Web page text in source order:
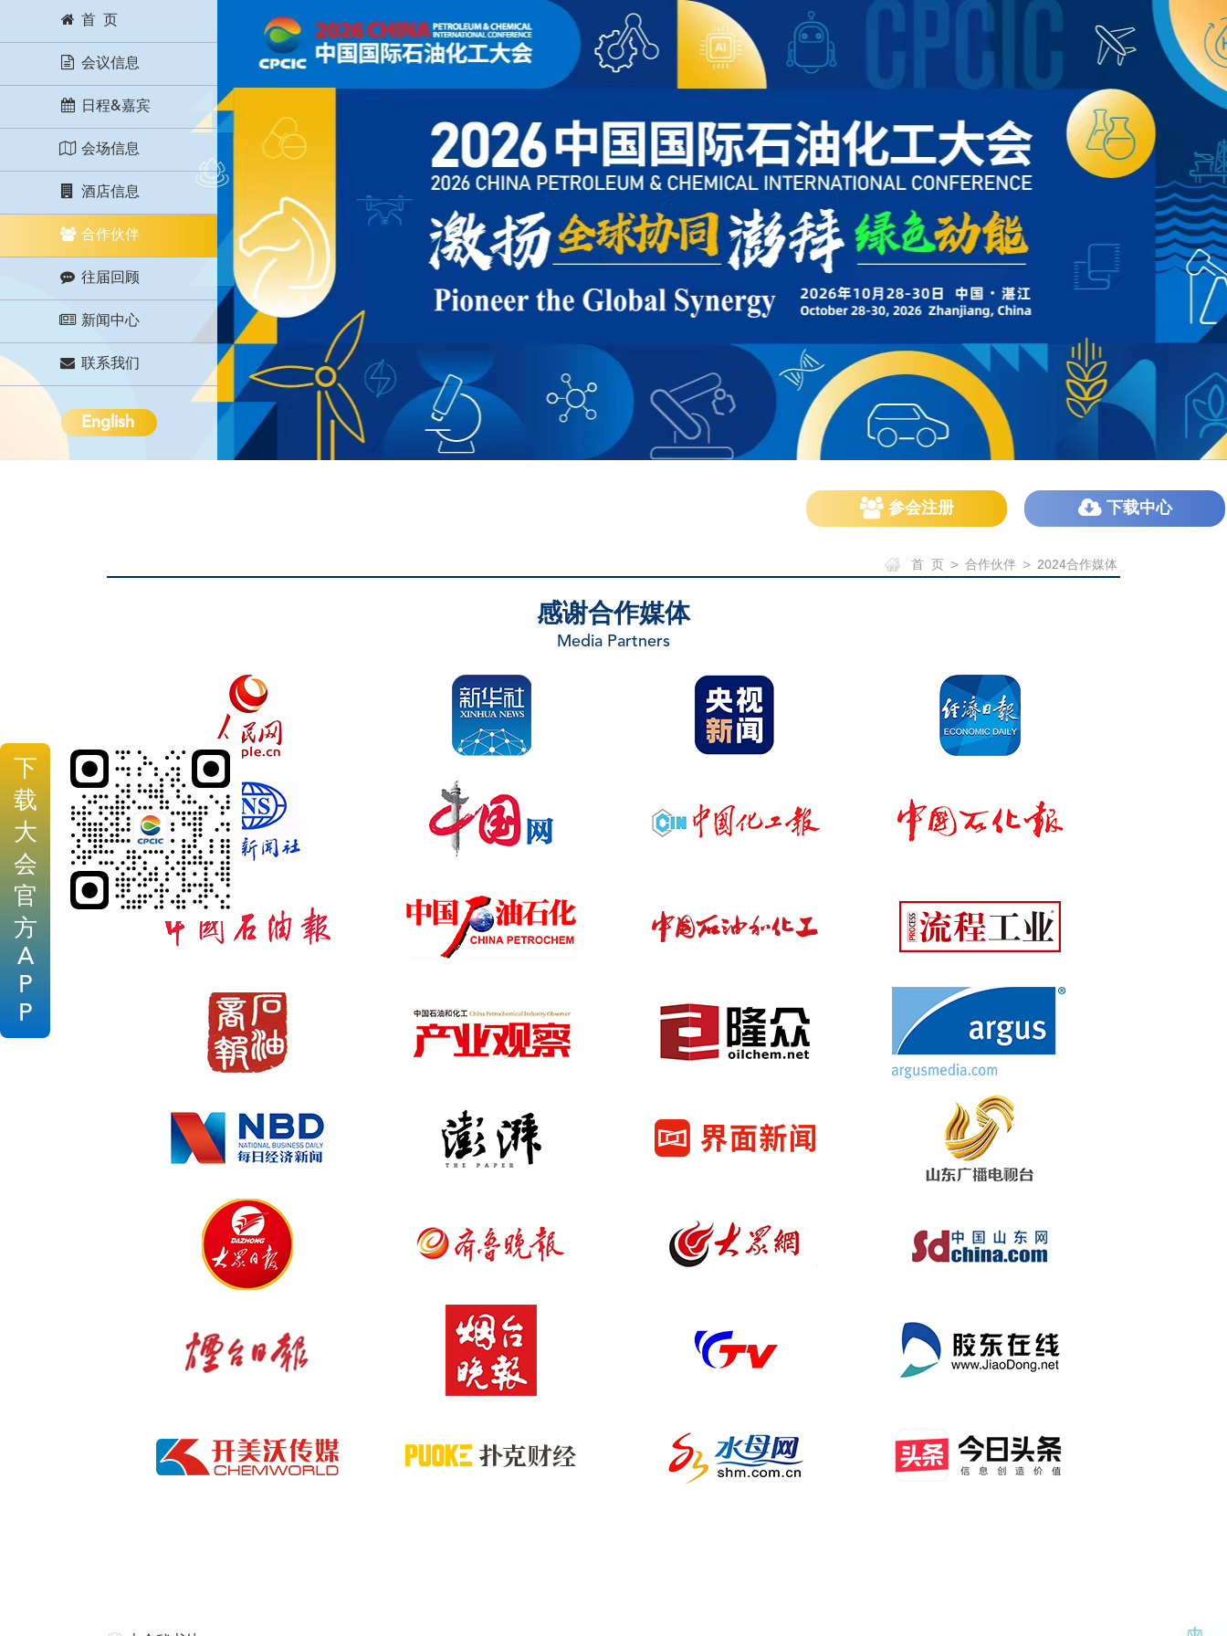
下
载
大
会
官
方
A
P
P
首 页
会议信息
日程&嘉宾
会场信息
酒店信息
合作伙伴
往届回顾
新闻中心
联系我们
English
参会注册 下载中心
首 页 > 合作伙伴 > 2024合作媒体
感谢合作媒体
Media Partners